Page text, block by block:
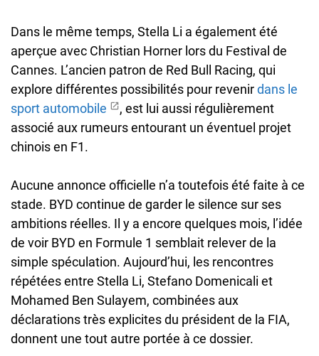
Dans le même temps, Stella Li a également été
aperçue avec Christian Horner lors du Festival de
Cannes. L’ancien patron de Red Bull Racing, qui
explore différentes possibilités pour revenirdans le
sport automobile
, est lui aussi régulièrement
associé aux rumeurs entourant un éventuel projet
chinois en F1.
Aucune annonce officielle n’a toutefois été faite à ce
stade. BYD continue de garder le silence sur ses
ambitions réelles. Il y a encore quelques mois, l’idée
de voir BYD en Formule 1 semblait relever de la
simple spéculation. Aujourd’hui, les rencontres
répétées entre Stella Li, Stefano Domenicali et
Mohamed Ben Sulayem, combinées aux
déclarations très explicites du président de la FIA,
donnent une tout autre portée à ce dossier.